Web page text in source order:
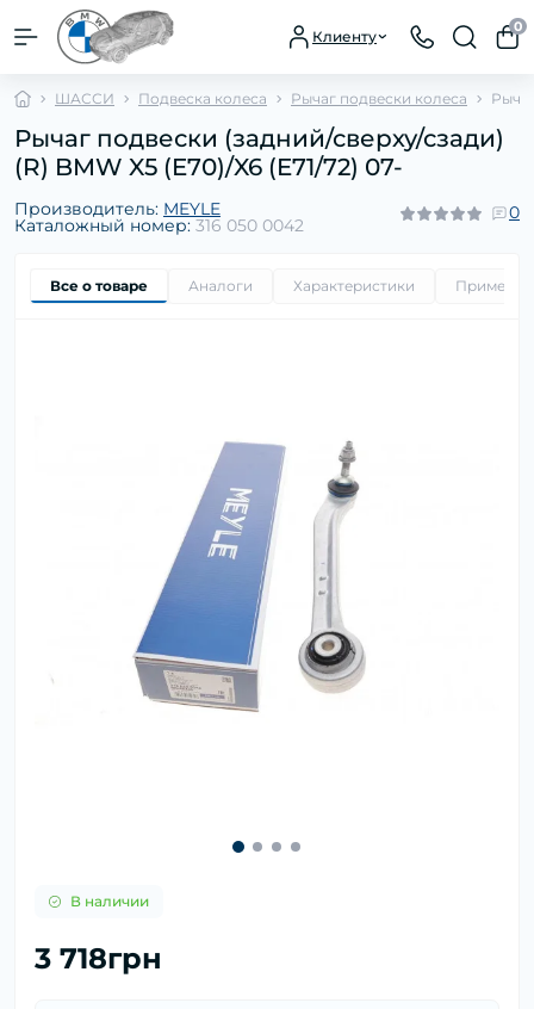
Клиенту
0
ШАССИ Подвеска колеса Рычаг подвески колеса
Рычаг подвески (задний/сверху/сзади)
(R) BMW X5 (E70)/X6 (E71/72) 07-
Производитель: MEYLE
Каталожный номер: 316 050 0042
0
Все о товаре Аналоги Характеристики
В наличии
3 718грн